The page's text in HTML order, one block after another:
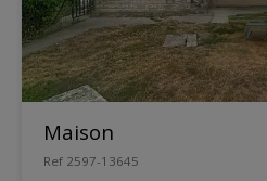
Maison
Ref 2597-13645